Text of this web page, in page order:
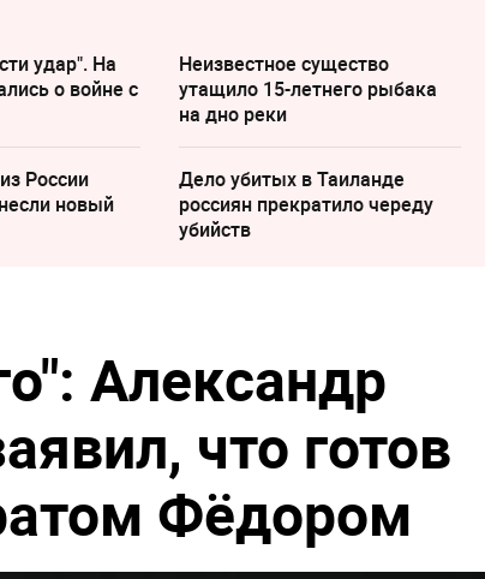
удар". На
о войне с
Неизвестное существо
утащило 15-летнего рыбака
на дно реки
России
новый
Дело убитых в Таиланде
россиян прекратило череду
убийств
Александр
что готов
Фёдором